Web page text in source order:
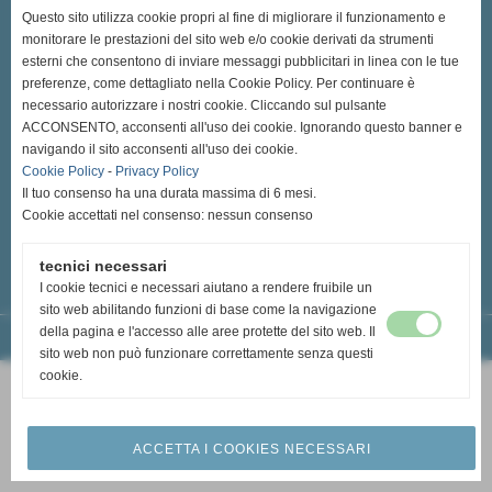
(OdV) organizzazione di volontariato - Ente del Terzo Settore
Sede Legale: Via P. A. Mattioli, 8 A - 53100 - Siena (SI)
C.F 92004780521
Data iscrizione RRV 27/07/1994 - n° iscrizione RRV 702
Sede Operativa ed Amministrativa: Via della Pace, 73 - 53042 -
Chianciano Terme (SI)
Tel.: 0578 30663 - Cell.: +39 3534198004
siena.provinciale@avis.it
siena.provinciale@pec.it - siena.provinciale@pec.avis.it
Realizzazione siti web www.sitoper.it
Questo sito utilizza cookie propri al fine di migliorare il funzionamento e
monitorare le prestazioni del sito web e/o cookie derivati da strumenti
esterni che consentono di inviare messaggi pubblicitari in linea con le tue
preferenze, come dettagliato nella Cookie Policy. Per continuare è
necessario autorizzare i nostri cookie. Cliccando sul pulsante
ACCONSENTO, acconsenti all'uso dei cookie. Ignorando questo banner e
navigando il sito acconsenti all'uso dei cookie.
Cookie Policy - Privacy Policy
Il tuo consenso ha una durata massima di 6 mesi.
Cookie accettati nel consenso: nessun consenso
tecnici necessari
I cookie tecnici e necessari aiutano a rendere fruibile un
sito web abilitando funzioni di base come la navigazione
della pagina e l'accesso alle aree protette del sito web. Il
sito web non può funzionare correttamente senza questi
cookie.
ACCETTA I COOKIES NECESSARI